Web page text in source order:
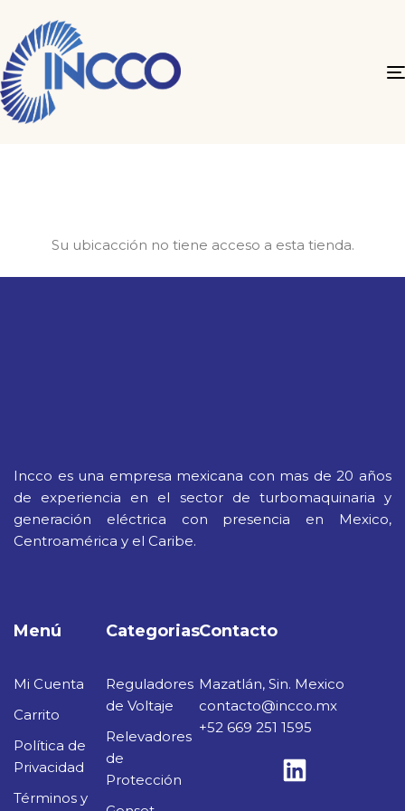
Su ubicacción no tiene acceso a esta tienda.
Incco es una empresa mexicana con mas de 20 años
de experiencia en el sector de turbomaquinaria y
generación eléctrica con presencia en Mexico,
Centroamérica y el Caribe.
Menú
Mi Cuenta
Carrito
Política de
Privacidad
Términos y
Categorias
Reguladores
de Voltaje
Relevadores
de
Protección
Contacto
Mazatlán, Sin. Mexico
contacto@incco.mx
+52 669 251 1595